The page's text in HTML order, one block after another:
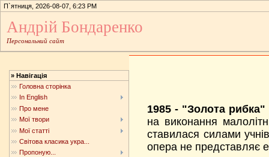
П`ятниця, 2026-08-07, 6:23 PM
Андрій Бондаренко
Персональний сайт
» Навігація
Головна сторінка
In English
Про мене
Мої твори
Мої статті
Світова класика укра...
Пропоную...
1985 - "Золота рибка"
на виконання
ставилася силами
опера не представляє